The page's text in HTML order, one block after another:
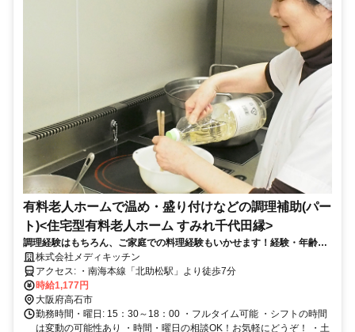
有料老人ホームで温め・盛り付けなどの調理補助(パー
ト)<住宅型有料老人ホーム すみれ千代田縁>
調理経験はもちろん、ご家庭での料理経験もいかせます！経験・年齢・
性別不問です。基本一人の現場なので、モクモクと仕事を進めたい方に
もピッタリです！
株式会社メディキッチン
アクセス: ・南海本線「北助松駅」より徒歩7分
時給1,177円
大阪府高石市
勤務時間・曜日: 15：30～18：00 ・フルタイム可能 ・シフトの時間
は変動の可能性あり ・時間・曜日の相談OK！お気軽にどうぞ！ ・土